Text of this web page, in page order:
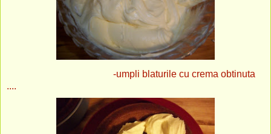
-umpli blaturile cu crema obtinuta
....